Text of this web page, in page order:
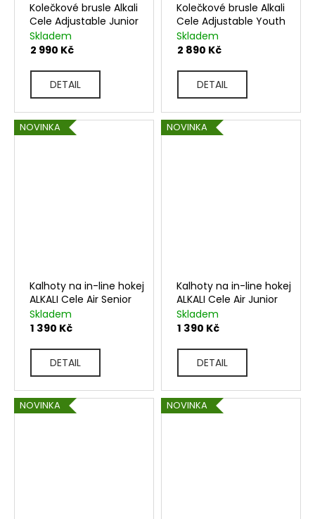
Kolečkové brusle Alkali
Cele Adjustable Junior
Skladem
2 990 Kč
DETAIL
Kolečkové brusle Alkali
Cele Adjustable Youth
Skladem
2 890 Kč
DETAIL
NOVINKA
Kalhoty na in-line hokej
ALKALI Cele Air Senior
Skladem
1 390 Kč
DETAIL
NOVINKA
Kalhoty na in-line hokej
ALKALI Cele Air Junior
Skladem
1 390 Kč
DETAIL
NOVINKA NOVINKA